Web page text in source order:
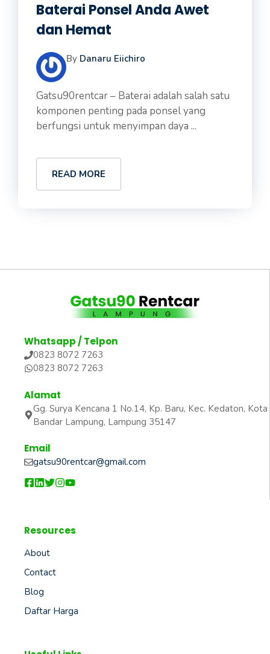
Baterai Ponsel Anda Awet
dan Hemat
By Danaru Eiichiro
Gatsu90rentcar – Baterai adalah salah satu
komponen penting pada ponsel yang
berfungsi untuk menyimpan daya ...
READ MORE
Whatsapp / Telpon
0823 8072 7263
0823 8072 7263
Alamat
Gg. Surya Kencana 1 No.14, Kp. Baru, Kec. Kedaton, Kota
Bandar Lampung, Lampung 35147
Email
gatsu90rentcar@gmail.com
Resources
About
Contact
Blog
Daftar Harga